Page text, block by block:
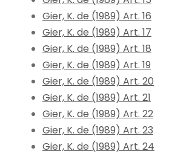
Gier, K. de (1989) Art. 16
Gier, K. de (1989) Art. 17
Gier, K. de (1989) Art. 18
Gier, K. de (1989) Art. 19
Gier, K. de (1989) Art. 20
Gier, K. de (1989) Art. 21
Gier, K. de (1989) Art. 22
Gier, K. de (1989) Art. 23
Gier, K. de (1989) Art. 24